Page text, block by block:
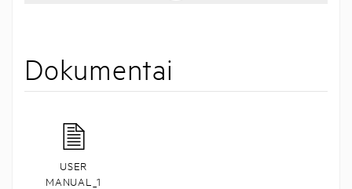
Dokumentai
USER
MANUAL_1